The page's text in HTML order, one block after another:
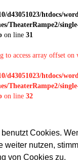
Cookies.
weiter nutzen,
von Cookies zu.
d43051023/htdocs/
TheaterRampe2/
on line 31
to access array offset on
d43051023/htdocs/
TheaterRampe2/
on line 32
d43051023/htdocs/
TheaterRampe2/
on line32